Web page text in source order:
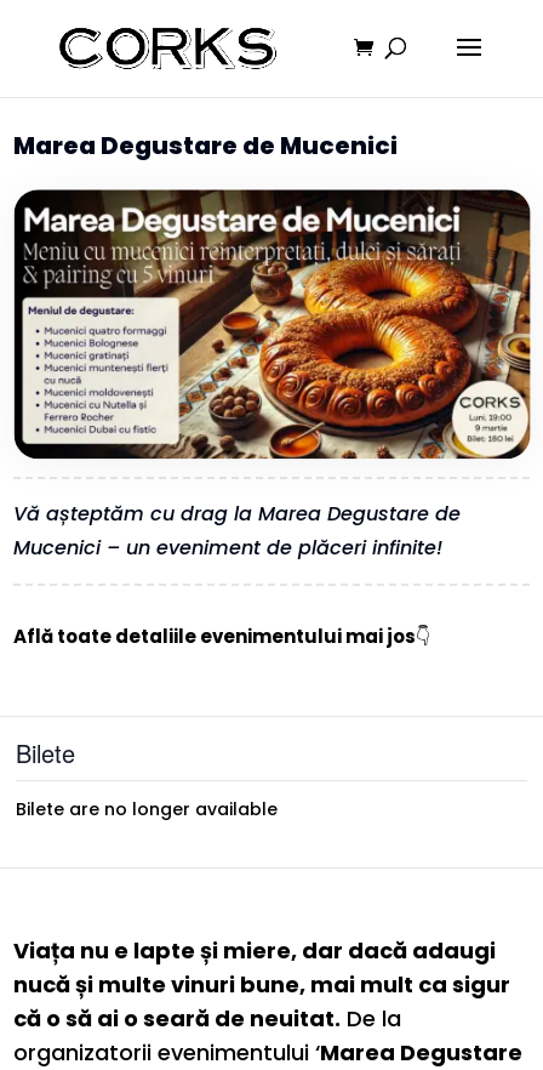
Marea Degustare de Mucenici
Vă așteptăm cu drag la Marea Degustare de
Mucenici – un eveniment de plăceri infinite!
Află toate detaliile evenimentului mai jos👇
Bilete
Bilete are no longer available
Viața nu e lapte și miere, dar dacă adaugi
nucă și multe vinuri bune, mai mult ca sigur
că o să ai o seară de neuitat. De la
organizatorii evenimentului ‘Marea Degustare